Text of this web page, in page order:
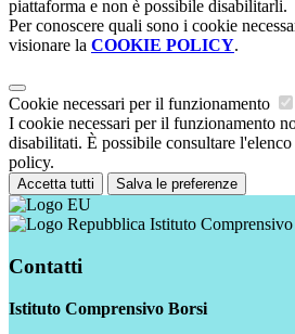
piattaforma e non è possibile disabilitarli.
Per conoscere quali sono i cookie
visionare la COOKIE POLICY.
Cookie necessari per il funzionamento
I cookie necessari per il funzionamento
disabilitati. È possibile consultare
policy.
Accetta tutti Salva le preferenze
Istituto
Contatti
Istituto Comprensivo Borsi